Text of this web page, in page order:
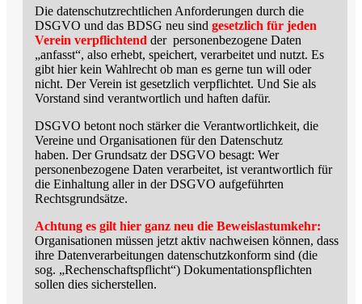
Die datenschutzrechtlichen Anforderungen durch die
DSGVO und das BDSG neu sind gesetzlich für jeden
Verein verpflichtend der personenbezogene Daten
„anfasst“, also erhebt, speichert, verarbeitet und nutzt. Es
gibt hier kein Wahlrecht ob man es gerne tun will oder
nicht. Der Verein ist gesetzlich verpflichtet. Und Sie als
Vorstand sind verantwortlich und haften dafür.
DSGVO betont noch stärker die Verantwortlichkeit, die
Vereine und Organisationen für den Datenschutz
haben. Der Grundsatz der DSGVO besagt: Wer
personenbezogene Daten verarbeitet, ist verantwortlich für
die Einhaltung aller in der DSGVO aufgeführten
Rechtsgrundsätze.
Achtung es gilt hier ganz neu die Beweislastumkehr:
Organisationen müssen jetzt aktiv nachweisen können, dass
ihre Datenverarbeitungen datenschutzkonform sind (die
sog. „Rechenschaftspflicht“) Dokumentationspflichten
sollen dies sicherstellen.